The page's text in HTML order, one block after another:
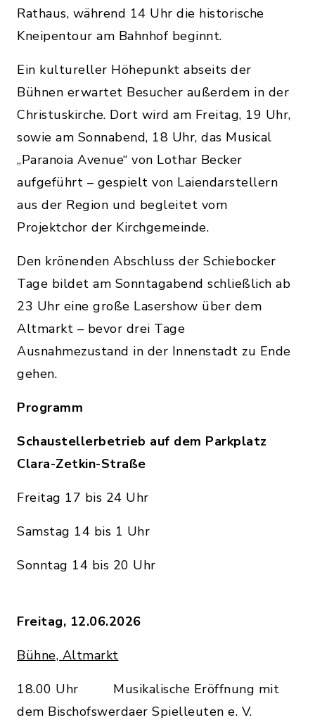
Rathaus, während 14 Uhr die historische
Kneipentour am Bahnhof beginnt.
Ein kultureller Höhepunkt abseits der
Bühnen erwartet Besucher außerdem in der
Christuskirche. Dort wird am Freitag, 19 Uhr,
sowie am Sonnabend, 18 Uhr, das Musical
„Paranoia Avenue“ von Lothar Becker
aufgeführt – gespielt von Laiendarstellern
aus der Region und begleitet vom
Projektchor der Kirchgemeinde.
Den krönenden Abschluss der Schiebocker
Tage bildet am Sonntagabend schließlich ab
23 Uhr eine große Lasershow über dem
Altmarkt – bevor drei Tage
Ausnahmezustand in der Innenstadt zu Ende
gehen.
Programm
Schaustellerbetrieb auf dem Parkplatz
Clara-Zetkin-Straße
Freitag 17 bis 24 Uhr
Samstag 14 bis 1 Uhr
Sonntag 14 bis 20 Uhr
Freitag, 12.06.2026
Bühne, Altmarkt
18.00 Uhr Musikalische Eröffnung mit
dem Bischofswerdaer Spielleuten e. V.